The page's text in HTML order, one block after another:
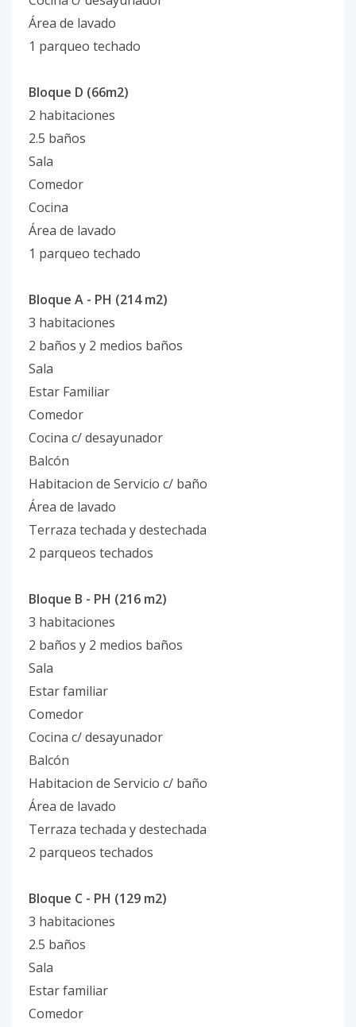
Área de lavado
1 parqueo techado
Bloque D (66m2)
2 habitaciones
2.5 baños
Sala
Comedor
Cocina
Área de lavado
1 parqueo techado
Bloque A - PH (214 m2)
3 habitaciones
2 baños y 2 medios baños
Sala
Estar Familiar
Comedor
Cocina c/ desayunador
Balcón
Habitacion de Servicio c/ baño
Área de lavado
Terraza techada y destechada
2 parqueos techados
Bloque B - PH (216 m2)
3 habitaciones
2 baños y 2 medios baños
Sala
Estar familiar
Comedor
Cocina c/ desayunador
Balcón
Habitacion de Servicio c/ baño
Área de lavado
Terraza techada y destechada
2 parqueos techados
Bloque C - PH (129 m2)
3 habitaciones
2.5 baños
Sala
Estar familiar
Comedor